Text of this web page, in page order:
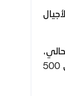
ستتيح للعملاء فرصة السحب على 5 جوائز بقيمة المشتريات بحد أقصى 500